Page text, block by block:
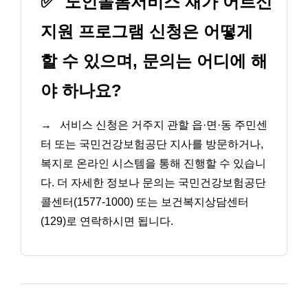
지원 프로그램 신청은 어떻게
할 수 있으며, 문의는 어디에 해
야 하나요?
→
서비스 신청은 거주지 관할 읍·면·동 주민센
터 또는 국민건강보험공단 지사를 방문하거나,
복지로 온라인 시스템을 통해 진행할 수 있습니
다. 더 자세한 정보나 문의는 국민건강보험공단
콜센터(1577-1000) 또는 보건복지상담센터
(129)로 연락하시면 됩니다.